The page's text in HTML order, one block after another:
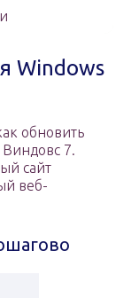
Windows
обновить
7.
сайт
веб-